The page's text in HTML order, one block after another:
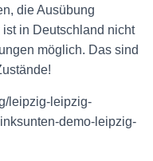
die Ausübung
in Deutschland nicht
möglich. Das sind
leipzig-leipzig-
demo-leipzig-